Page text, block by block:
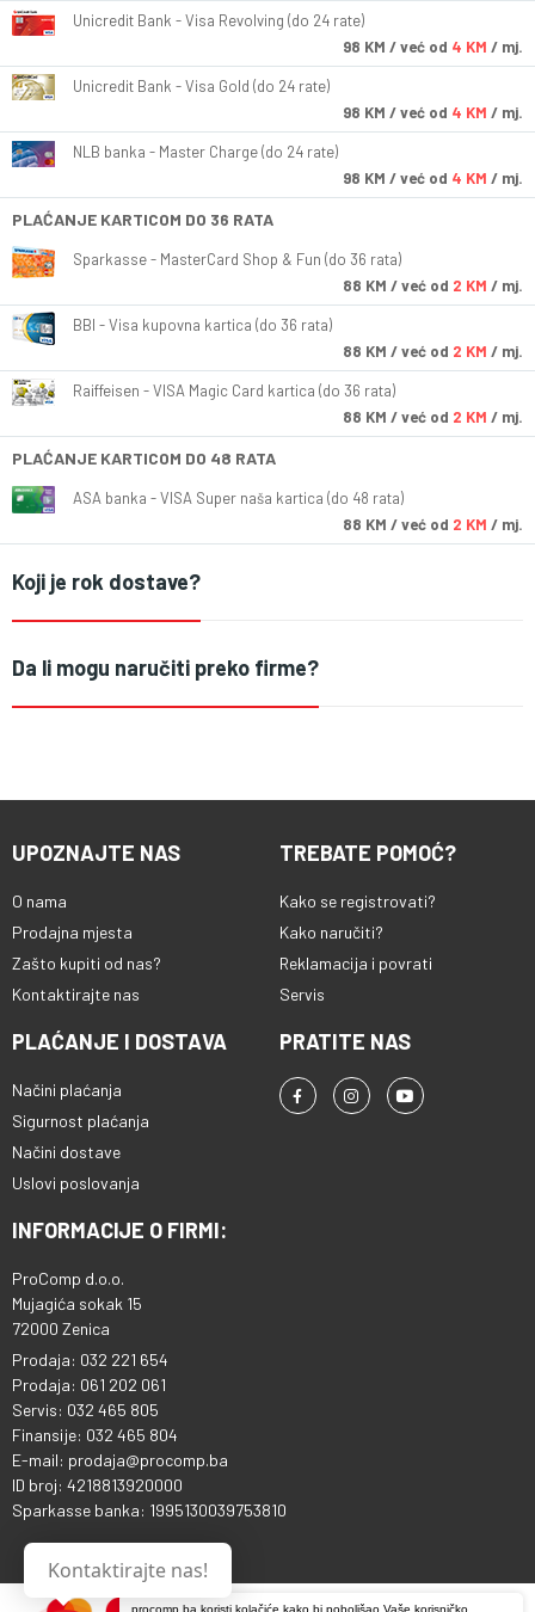
procomp.ba koristi kolačiće kako bi poboljšao Vaše korisničko
Unicredit Bank - Visa Revolving (do 24 rate)
98 KM / već od 4 KM / mj.
Unicredit Bank - Visa Gold (do 24 rate)
98 KM / već od 4 KM / mj.
NLB banka - Master Charge (do 24 rate)
98 KM / već od 4 KM / mj.
PLAĆANJE KARTICOM DO 36 RATA
Sparkasse - MasterCard Shop & Fun (do 36 rata)
88 KM / već od 2 KM / mj.
BBI - Visa kupovna kartica (do 36 rata)
88 KM / već od 2 KM / mj.
Raiffeisen - VISA Magic Card kartica (do 36 rata)
88 KM / već od 2 KM / mj.
PLAĆANJE KARTICOM DO 48 RATA
ASA banka - VISA Super naša kartica (do 48 rata)
88 KM / već od 2 KM / mj.
Koji je rok dostave?
Da li mogu naručiti preko firme?
UPOZNAJTE NAS
O nama
Prodajna mjesta
Zašto kupiti od nas?
Kontaktirajte nas
TREBATE POMOĆ?
Kako se registrovati?
Kako naručiti?
Reklamacija i povrati
Servis
PLAĆANJE I DOSTAVA
Načini plaćanja
Sigurnost plaćanja
Načini dostave
Uslovi poslovanja
PRATITE NAS
INFORMACIJE O FIRMI:
ProComp d.o.o.
Mujagića sokak 15
72000 Zenica
Prodaja: 032 221 654
Prodaja: 061 202 061
Servis: 032 465 805
Finansije: 032 465 804
E-mail: prodaja@procomp.ba
ID broj: 4218813920000
Sparkasse banka: 1995130039753810
Kontaktirajte nas!